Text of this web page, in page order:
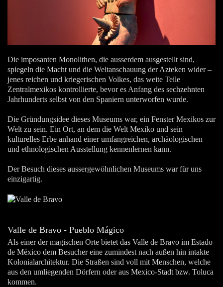
Die imposanten Monolithen, die ausserdem ausgestellt sind,
spiegeln die Macht und die Weltanschauung der Azteken wider –
jenes reichen und kriegerischen Volkes, das weite Teile
Zentralmexikos kontrollierte, bevor es Anfang des sechzehnten
Jahrhunderts selbst von den Spaniern unterworfen wurde.
Die Gründungsidee dieses Museums war, ein Fenster Mexikos zur
Welt zu sein. Ein Ort, an dem die Welt Mexiko und sein
kulturelles Erbe anhand einer umfangreichen, archäologischen
und ethnologischen Ausstellung kennenlernen kann.
Der Besuch dieses aussergewöhnlichen Museums war für uns
einzigartig.
Valle de Bravo - Pueblo Mágico
Als einer der magischen Orte bietet das Valle de Bravo im Estado
de México dem Besucher eine zumindest nach außen hin intakte
Kolonialarchitektur. Die Straßen sind voll mit Menschen, welche
aus den umliegenden Dörfern oder aus Mexico-Stadt bzw. Toluca
kommen.